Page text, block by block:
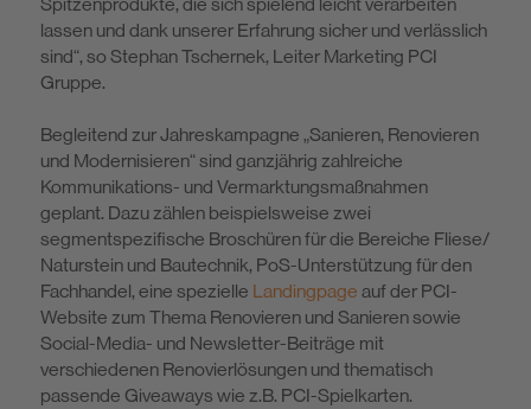
lassen und dank unserer Erfahrung sicher und verlässlich
sind“, so Stephan Tschernek, Leiter Marketing PCI
Gruppe.
Begleitend zur Jahreskampagne „Sanieren, Renovieren
und Modernisieren“ sind ganzjährig zahlreiche
Kommunikations- und Vermarktungsmaßnahmen
geplant. Dazu zählen beispielsweise zwei
segmentspezifische Broschüren für die Bereiche Fliese/
Naturstein und Bautechnik, PoS-Unterstützung für den
Fachhandel, eine spezielle Landingpage auf der PCI-
Website zum Thema Renovieren und Sanieren sowie
Social-Media- und Newsletter-Beiträge mit
verschiedenen Renovierlösungen und thematisch
passende Giveaways wie z.B. PCI-Spielkarten.